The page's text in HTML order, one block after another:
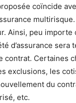
coïncide
Ainsi, peu importe
d’assurance sera
Certaines
exclusions, les
du
etc.